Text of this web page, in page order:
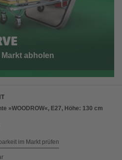
abholen
»WOODROW«, E27, Höhe: 130 cm
im Markt prüfen